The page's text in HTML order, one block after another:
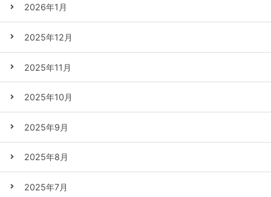
2026年1月
2025年12月
2025年11月
2025年10月
2025年9月
2025年8月
2025年7月